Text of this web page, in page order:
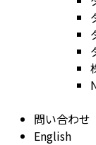
問い合わせ
English